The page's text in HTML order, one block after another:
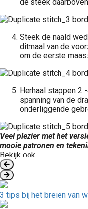
de steek
Steek de naald
ditmaal van de
om de eerste
Herhaal stappen 2
spanning van de
onderliggende
Veel plezier met het
mooie patronen en
Bekijk ook
3 tips bij het breien van